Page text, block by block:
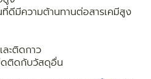
ดีมีความต้านทานต่อสารเคมีสูง
ละติดกาว
ดติดกับวัสดุอื่น